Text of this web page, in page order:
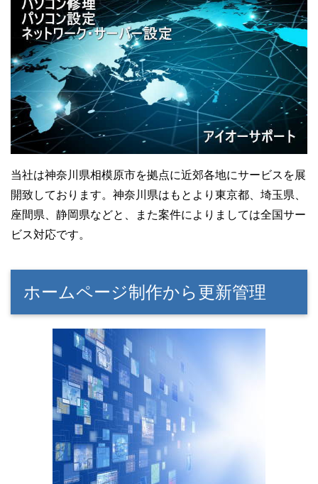
当社は神奈川県相模原市を拠点に近郊各地にサービスを展
開致しております。神奈川県はもとより東京都、埼玉県、
座間県、静岡県などと、また案件によりましては全国サー
ビス対応です。
ホームページ制作から更新管理